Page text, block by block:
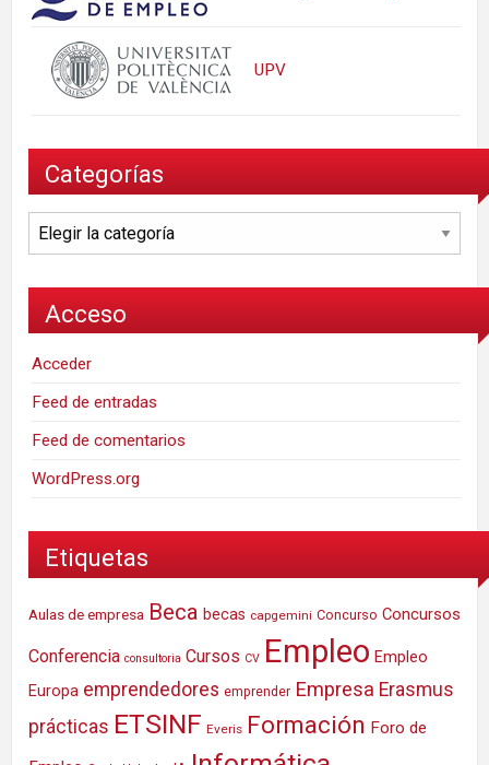
UPV
Categorías
Categorías
Acceso
Acceder
Feed de entradas
Feed de comentarios
WordPress.org
Etiquetas
Aulas de empresa Beca becas capgemini Concurso Concursos
Conferencia consultoria Cursos CV Empleo Empleo
Europa emprendedores emprender Empresa Erasmus
prácticas ETSINF Everis Formación Foro de